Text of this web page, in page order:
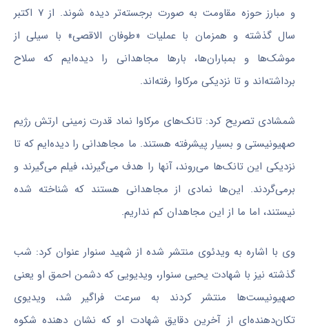
و مبارز حوزه مقاومت به صورت برجسته‌تر دیده شوند. از ۷ اکتبر
سال گذشته و همزمان با عملیات «طوفان الاقصی» با سیلی از
موشک‌ها و بمباران‌ها، بارها مجاهدانی را دیده‌ایم که سلاح
برداشته‌اند و تا نزدیکی مرکاوا رفته‌اند.
شمشادی تصریح کرد: تانک‌های مرکاوا نماد قدرت زمینی ارتش رژیم
صهیونیستی و بسیار پیشرفته هستند. ما مجاهدانی را دیده‌ایم که تا
نزدیکی این تانک‌ها می‌روند، آنها را هدف می‌گیرند، فیلم می‌گیرند و
برمی‌گردند. این‌ها نمادی از مجاهدانی هستند که شناخته شده
نیستند، اما ما از این مجاهدان کم نداریم.
وی با اشاره به ویدئوی منتشر شده از شهید سنوار عنوان کرد: شب
گذشته نیز با شهادت یحیی سنوار، ویدیویی که دشمن احمق او یعنی
صهیونیست‌ها منتشر کردند به سرعت فراگیر شد، ویدیوی
تکان‌دهنده‌ای از آخرین دقایق شهادت او که نشان دهنده شکوه